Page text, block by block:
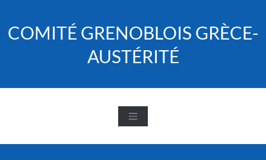
content
COMITÉ GRENOBLOIS GRÈCE-
AUSTÉRITÉ